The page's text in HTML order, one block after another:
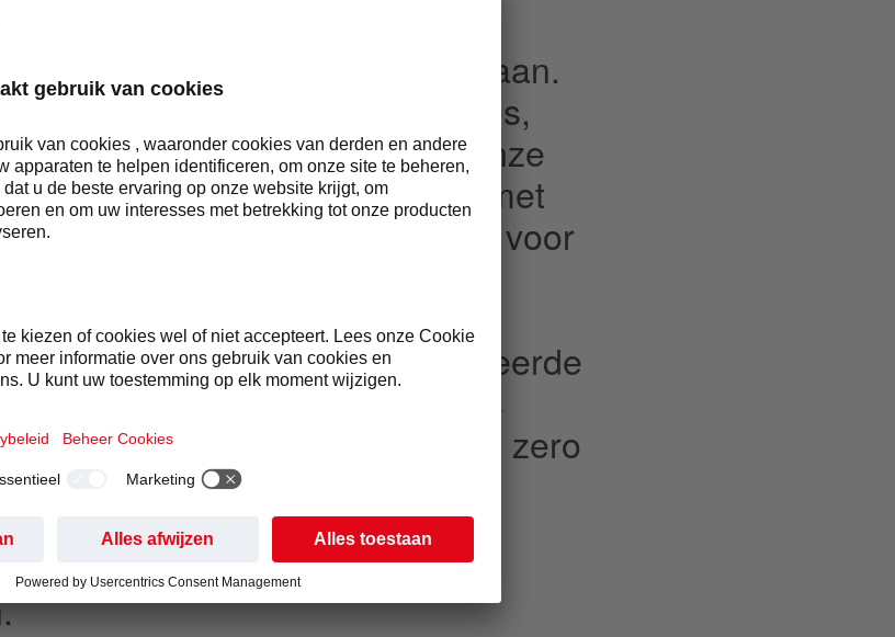
onze productinnovaties, waar
en kwaliteit hand in hand gaan.
selectie gecertificeerde koffies,
respect voor het milieu en onze
onze visie op de toekomst met
verpakkingen die zorg dragen voor
levenscyclus van apparatuur
Geniet van onze gecertificeerde
zowel ethische herkomst als
beloven. Doe mee met ons zero
een initiatief om afval te
Samen bouwen we aan een
met elk product dat we